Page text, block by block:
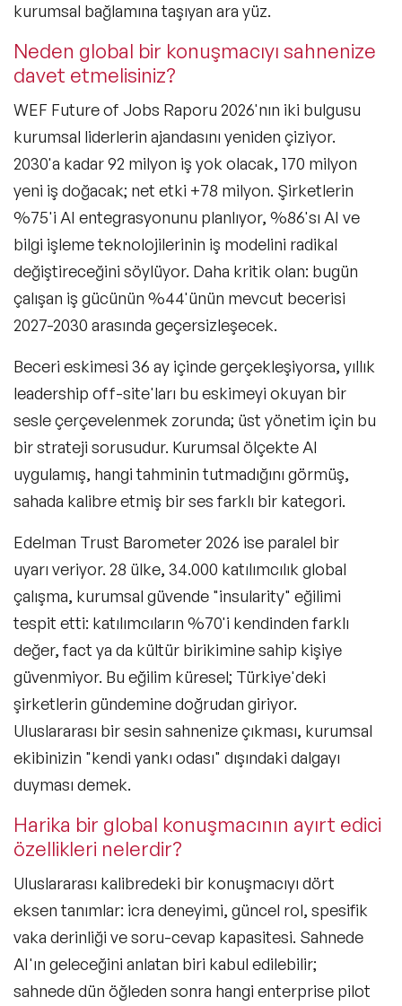
kurumsal bağlamına taşıyan ara yüz.
Neden global bir konuşmacıyı sahnenize
davet etmelisiniz?
WEF Future of Jobs Raporu 2026'nın iki bulgusu
kurumsal liderlerin ajandasını yeniden çiziyor.
2030'a kadar 92 milyon iş yok olacak, 170 milyon
yeni iş doğacak; net etki +78 milyon. Şirketlerin
%75'i AI entegrasyonunu planlıyor, %86'sı AI ve
bilgi işleme teknolojilerinin iş modelini radikal
değiştireceğini söylüyor. Daha kritik olan: bugün
çalışan iş gücünün %44'ünün mevcut becerisi
2027-2030 arasında geçersizleşecek.
Beceri eskimesi 36 ay içinde gerçekleşiyorsa, yıllık
leadership off-site'ları bu eskimeyi okuyan bir
sesle çerçevelenmek zorunda; üst yönetim için bu
bir strateji sorusudur. Kurumsal ölçekte AI
uygulamış, hangi tahminin tutmadığını görmüş,
sahada kalibre etmiş bir ses farklı bir kategori.
Edelman Trust Barometer 2026 ise paralel bir
uyarı veriyor. 28 ülke, 34.000 katılımcılık global
çalışma, kurumsal güvende "insularity" eğilimi
tespit etti: katılımcıların %70'i kendinden farklı
değer, fact ya da kültür birikimine sahip kişiye
güvenmiyor. Bu eğilim küresel; Türkiye'deki
şirketlerin gündemine doğrudan giriyor.
Uluslararası bir sesin sahnenize çıkması, kurumsal
ekibinizin "kendi yankı odası" dışındaki dalgayı
duyması demek.
Harika bir global konuşmacının ayırt edici
özellikleri nelerdir?
Uluslararası kalibredeki bir konuşmacıyı dört
eksen tanımlar: icra deneyimi, güncel rol, spesifik
vaka derinliği ve soru-cevap kapasitesi. Sahnede
AI'ın geleceğini anlatan biri kabul edilebilir;
sahnede dün öğleden sonra hangi enterprise pilot
Filtrele
Konular
Exclusive Konuşmacılar
Motivasyon Konuşmacıları
Kişisel Dönüşüm Konuşmacıları
Sürdürülebilirlik Konuşmacıları